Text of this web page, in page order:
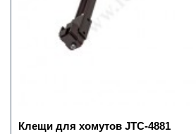
Клещи для хомутов JTC-4881